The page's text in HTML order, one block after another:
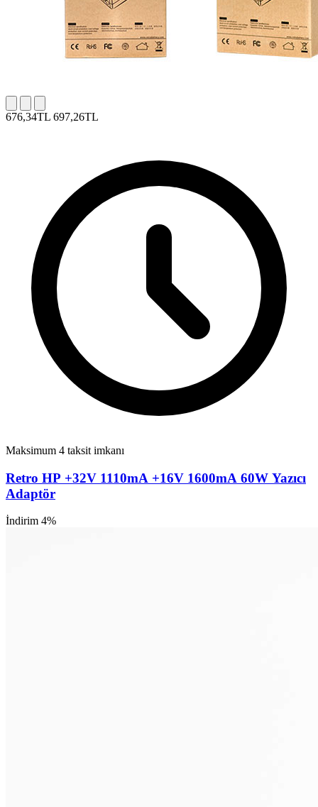
676,34TL 697,26TL
Maksimum 4 taksit imkanı
Retro HP +32V 1110mA +16V 1600mA 60W Yazıcı
Adaptör
İndirim 4%